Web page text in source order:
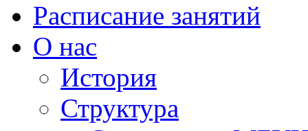
Расписание занятий
О нас
История
Структура